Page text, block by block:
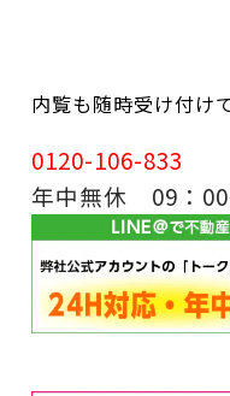
内覧も随時受け付け
0120-106-833
年中無休 09：